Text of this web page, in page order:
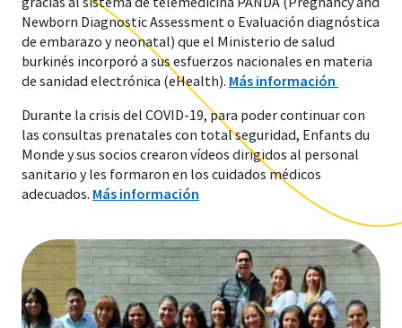
Newborn Diagnostic Assessment o Evaluación diagnóstica
de embarazo y neonatal) que el Ministerio de salud
burkinés incorporó a sus esfuerzos nacionales en materia
de sanidad electrónica (eHealth). Más información
Durante la crisis del COVID-19, para poder continuar con
las consultas prenatales con total seguridad, Enfants du
Monde y sus socios crearon vídeos dirigidos al personal
sanitario y les formaron en los cuidados médicos
adecuados. Más información